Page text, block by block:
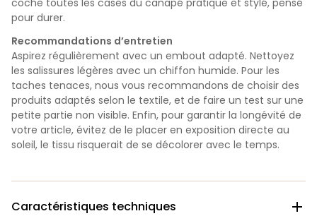
pour durer.
Recommandations d’entretien
Aspirez régulièrement avec un embout adapté. Nettoyez
les salissures légères avec un chiffon humide. Pour les
taches tenaces, nous vous recommandons de choisir des
produits adaptés selon le textile, et de faire un test sur une
petite partie non visible. Enfin, pour garantir la longévité de
votre article, évitez de le placer en exposition directe au
soleil, le tissu risquerait de se décolorer avec le temps.
Caractéristiques techniques 